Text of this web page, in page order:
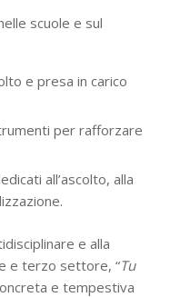
scuole e sul
e presa in carico
per rafforzare
all’ascolto, alla
e alla
e terzo settore, “Tu
e tempestiva